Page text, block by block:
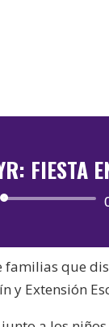
FIESTA
familias que
y Extensión